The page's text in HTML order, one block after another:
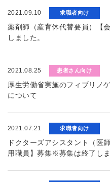
2021.09.10 求職者向け
薬剤師（産育休代替要員）【
しました。
2021.08.25 患者さん向け
厚生労働省実施のフィブリノ
について
2021.07.21 求職者向け
ドクターズアシスタント（医
用職員】募集※募集は終了し